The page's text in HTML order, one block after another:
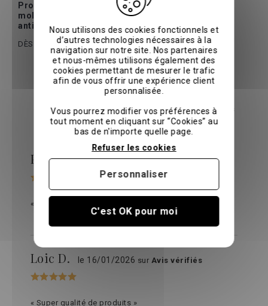
Protège oreiller
molletonné
antibactérien
DÈS 12 € 15 €
Avis clients
Découvrez les avis de nos clients qui partagent leur
expérience via l'organisme indépendantAvis vérifiés
PAULA P.le 14/02/2026surAvis vérifiés
« Correspond à mes attentes. Je recommande. »
Loic D. le 16/01/2026 sur Avis vérifiés
« Super qualité de produits »
Nous utilisons des cookies fonctionnels et
d’autres technologies nécessaires à la
navigation sur notre site. Nos partenaires
et nous-mêmes utilisons également des
cookies permettant de mesurer le trafic
afin de vous offrir une expérience client
personnalisée.
Vous pourrez modifier vos préférences à
tout moment en cliquant sur “Cookies” au
bas de n'importe quelle page.
C'est OK pour moi
Refuser les cookies
Personnaliser